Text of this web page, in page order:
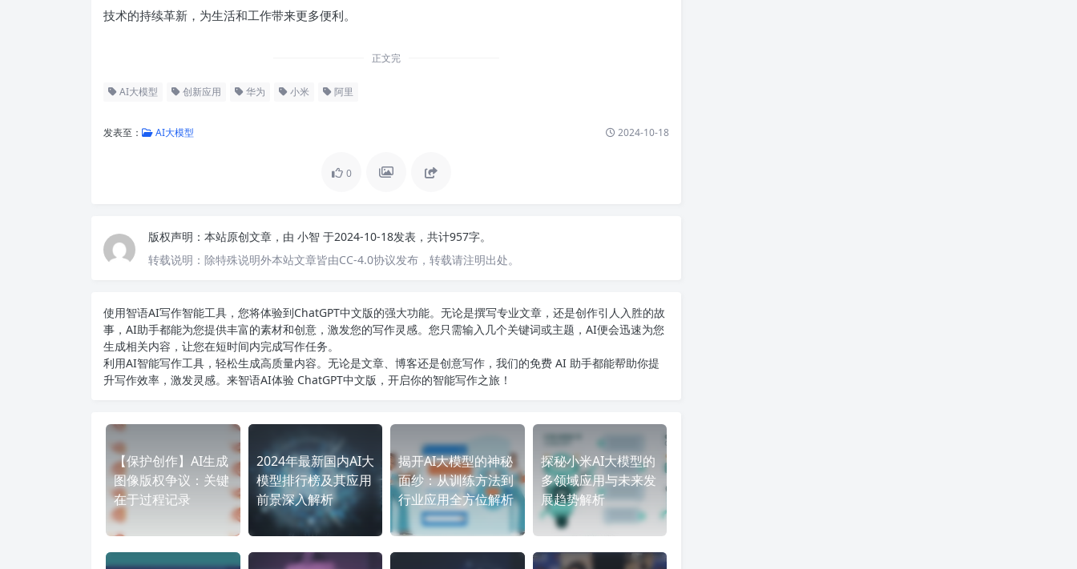
技术的持续革新，为生活和工作带来更多便利。
正文完
AI大模型 创新应用 华为 小米 阿里
发表至： AI大模型 2024-10-18
0
版权声明： 本站原创文章，由 小智 于2024-10-18发表，共计957字。
转载说明： 除特殊说明外本站文章皆由CC-4.0协议发布，转载请注明出处。
使用智语AI写作智能工具，您将体验到ChatGPT中文版的强大功能。无论是撰写专业文章，还是创作引人入胜的故
事，AI助手都能为您提供丰富的素材和创意，激发您的写作灵感。您只需输入几个关键词或主题，AI便会迅速为您
生成相关内容，让您在短时间内完成写作任务。
利用AI智能写作工具，轻松生成高质量内容。无论是文章、博客还是创意写作，我们的免费 AI 助手都能帮助你提
升写作效率，激发灵感。来智语AI体验 ChatGPT中文版 ，开启你的智能写作之旅！
【保护创作】AI生成
图像版权争议：关键
在于过程记录
2024年最新国内AI大
模型排行榜及其应用
前景深入解析
揭开AI大模型的神秘
面纱：从训练方法到
行业应用全方位解析
探秘小米AI大模型的
多领域应用与未来发
展趋势解析